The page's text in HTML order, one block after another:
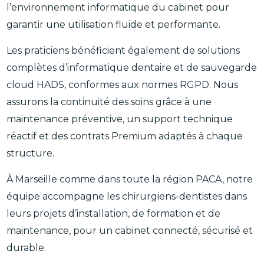
l’environnement informatique du cabinet pour
garantir une utilisation fluide et performante.
Les praticiens bénéficient également de solutions
complètes d’informatique dentaire et de sauvegarde
cloud HADS, conformes aux normes RGPD. Nous
assurons la continuité des soins grâce à une
maintenance préventive, un support technique
réactif et des contrats Premium adaptés à chaque
structure.
À Marseille comme dans toute la région PACA, notre
équipe accompagne les chirurgiens-dentistes dans
leurs projets d’installation, de formation et de
maintenance, pour un cabinet connecté, sécurisé et
durable.